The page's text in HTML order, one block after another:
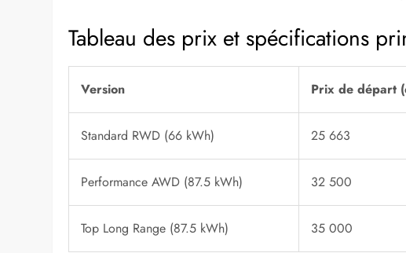
Tableau des prix et spécifications
Version Prix de départ
Standard RWD (66 kWh) 25 663
Performance AWD (87.5 kWh) 32 500
Top Long Range (87.5 kWh) 35 000